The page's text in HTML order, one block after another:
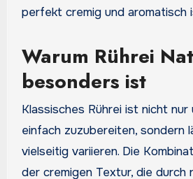
perfekt cremig und aromatisch
Warum Rührei
besonders ist
Klassisches Rührei ist nicht nur
einfach zuzubereiten, sondern
vielseitig variieren. Die
der cremigen Textur, die durch